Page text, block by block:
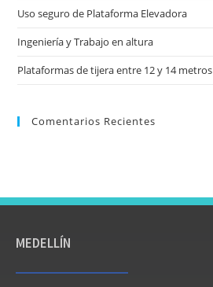
Uso seguro de Plataforma Elevadora
Ingeniería y Trabajo en altura
Plataformas de tijera entre 12 y 14 metros
Comentarios Recientes
MEDELLÍN